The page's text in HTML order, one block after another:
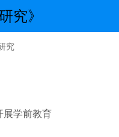
究》
展学前教育